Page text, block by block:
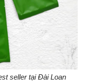
seller tại Đài Loan